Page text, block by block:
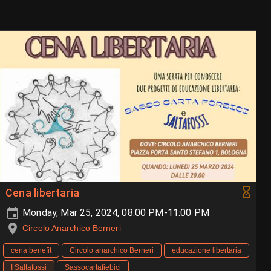
Cena libertaria
Monday, Mar 25, 2024, 08:00 PM-11:00 PM
Circolo Anarchico Berneri
cena benefit Circolo anarchico Berneri
educazione libertaria
I Saltafossi
Sassocartafiebici